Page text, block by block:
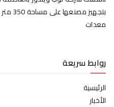
معدات
روابط سريعة
الرئيسية
الأخبار